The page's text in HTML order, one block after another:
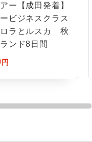
ー【成田発着】
ビジネスクラス
ラとルスカ 秋
ンド8日間
円